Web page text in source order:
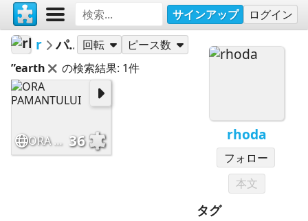
サインアップ ログイン
rhoda
フォロー
本文
タグ
rhoda パズル 回転
ピース数
”earth
の検索結果: 1件
ORA PAMANTULUI 36